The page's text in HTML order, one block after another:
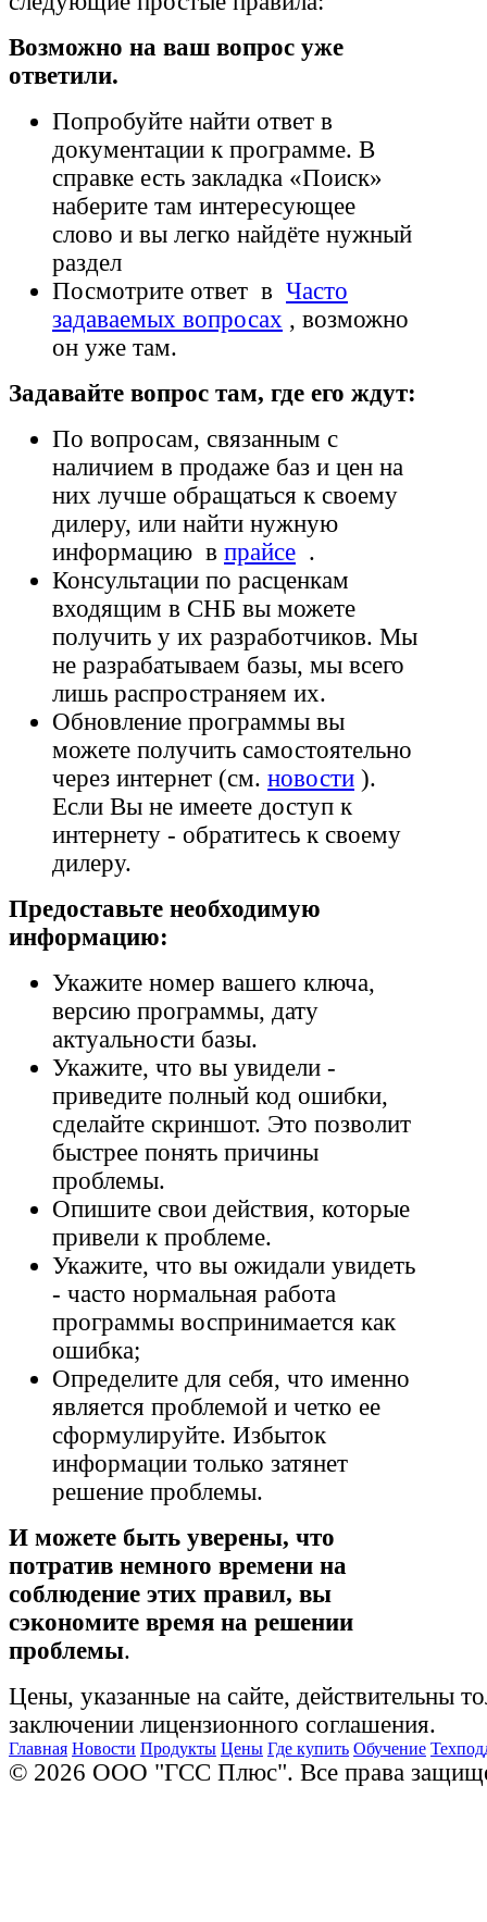
Возможно на ваш вопрос уже
ответили.
Попробуйте найти ответ в
документации к программе. В
справке есть закладка «Поиск»
наберите там интересующее
слово и вы легко найдёте нужный
раздел
Посмотрите ответ в Часто
задаваемых вопросах , возможно
он уже там.
Задавайте вопрос там, где его ждут:
По вопросам, связанным с
наличием в продаже баз и цен на
них лучше обращаться к своему
дилеру, или найти нужную
информацию в прайсе .
Консультации по расценкам
входящим в СНБ вы можете
получить у их разработчиков. Мы
не разрабатываем базы, мы всего
лишь распространяем их.
Обновление программы вы
можете получить самостоятельно
через интернет (см. новости ).
Если Вы не имеете доступ к
интернету - обратитесь к своему
дилеру.
Предоставьте необходимую
информацию:
Укажите номер вашего ключа,
версию программы, дату
актуальности базы.
Укажите, что вы увидели -
приведите полный код ошибки,
сделайте скриншот. Это позволит
быстрее понять причины
проблемы.
Опишите свои действия, которые
привели к проблеме.
Укажите, что вы ожидали увидеть
- часто нормальная работа
программы воспринимается как
ошибка;
Определите для себя, что именно
является проблемой и четко ее
сформулируйте. Избыток
информации только затянет
решение проблемы.
И можете быть уверены, что
потратив немного времени на
соблюдение этих правил, вы
сэкономите время на решении
проблемы.
Цены, указанные на сайте, действительны
заключении лицензионного соглашения.
Главная Новости Продукты Цены Где купить Обучение
© 2026 ООО "ГСС Плюс". Все права